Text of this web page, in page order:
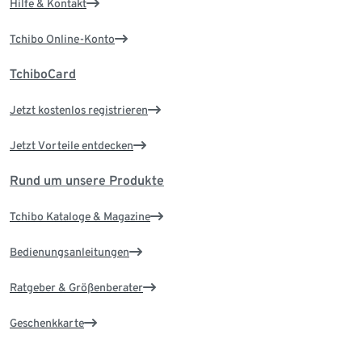
Hilfe & Kontakt
Tchibo Online-Konto
TchiboCard
Jetzt kostenlos registrieren
Jetzt Vorteile entdecken
Rund um unsere Produkte
Tchibo Kataloge & Magazine
Bedienungsanleitungen
Ratgeber & Größenberater
Geschenkkarte